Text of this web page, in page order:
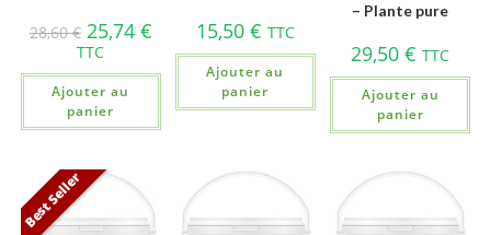
28,60€ 25,74 €
TTC
Ajouter au
panier
15,50 € TTC
Ajouter au
panier
– Plante pure
29,50€ TTC
Ajouter au
panier
Best Seller